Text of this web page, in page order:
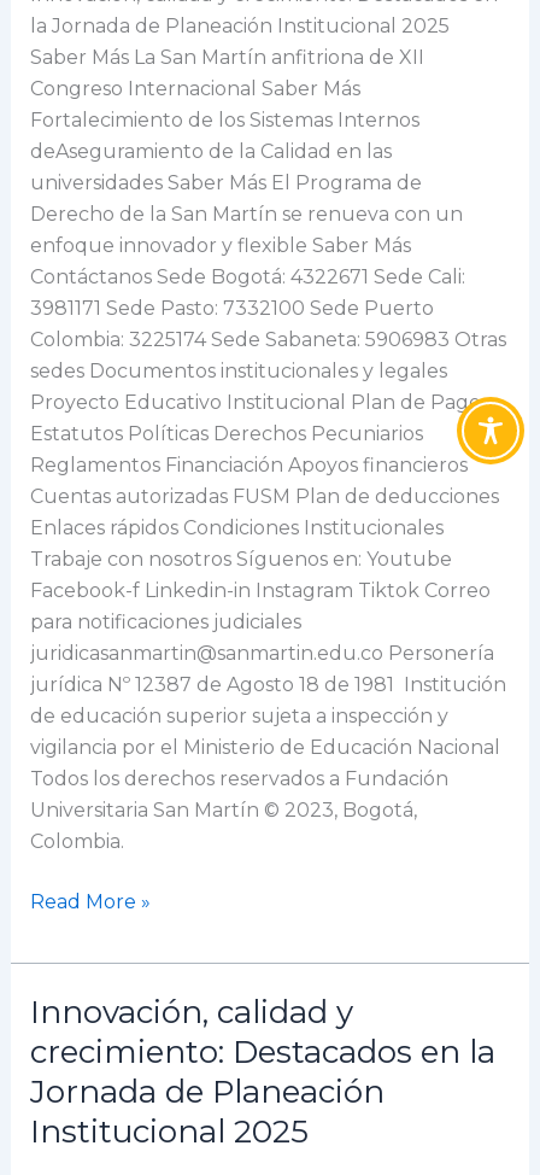
la Jornada de Planeación Institucional 2025
Saber Más La San Martín anfitriona de XII
Congreso Internacional Saber Más
Fortalecimiento de los Sistemas Internos
deAseguramiento de la Calidad en las
universidades Saber Más El Programa de
Derecho de la San Martín se renueva con un
enfoque innovador y flexible Saber Más
Contáctanos Sede Bogotá: 4322671 Sede Cali:
3981171 Sede Pasto: 7332100 Sede Puerto
Colombia: 3225174 Sede Sabaneta: 5906983 Otras
sedes Documentos institucionales y legales
Proyecto Educativo Institucional Plan de Pagos
Estatutos Políticas Derechos Pecuniarios
Reglamentos Financiación Apoyos financieros
Cuentas autorizadas FUSM Plan de deducciones
Enlaces rápidos Condiciones Institucionales
Trabaje con nosotros Síguenos en: Youtube
Facebook-f Linkedin-in Instagram Tiktok Correo
para notificaciones judiciales
juridicasanmartin@sanmartin.edu.co Personería
jurídica Nº 12387 de Agosto 18 de 1981 Institución
de educación superior sujeta a inspección y
vigilancia por el Ministerio de Educación Nacional
Todos los derechos reservados a Fundación
Universitaria San Martín © 2023, Bogotá,
Colombia.
Read More »
Innovación, calidad y
crecimiento: Destacados en la
Jornada de Planeación
Institucional 2025
Innovación,
y
crecimiento:
Destacados